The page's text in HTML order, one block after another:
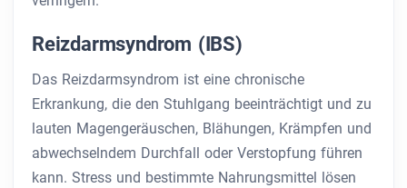
Reizdarmsyndrom (IBS)
Das Reizdarmsyndrom ist eine chronische
Erkrankung, die den Stuhlgang beeinträchtigt und zu
lauten Magengeräuschen, Blähungen, Krämpfen und
abwechselndem Durchfall oder Verstopfung führen
kann. Stress und bestimmte Nahrungsmittel lösen